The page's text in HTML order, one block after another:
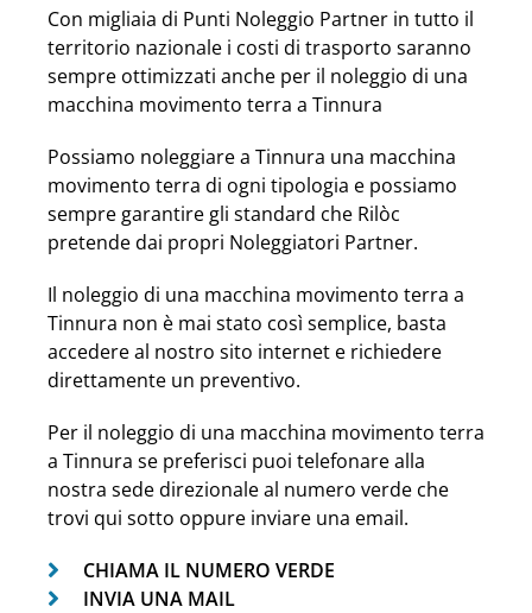
Con migliaia di Punti Noleggio Partner in tutto il
territorio nazionale i costi di trasporto saranno
sempre ottimizzati anche per il noleggio di una
macchina movimento terra a Tinnura
Possiamo noleggiare a Tinnura una macchina
movimento terra di ogni tipologia e possiamo
sempre garantire gli standard che Rilòc
pretende dai propri Noleggiatori Partner.
Il noleggio di una macchina movimento terra a
Tinnura non è mai stato così semplice, basta
accedere al nostro sito internet e richiedere
direttamente un preventivo.
Per il noleggio di una macchina movimento terra
a Tinnura se preferisci puoi telefonare alla
nostra sede direzionale al numero verde che
trovi qui sotto oppure inviare una email.
CHIAMA IL NUMERO VERDE
INVIA UNA MAIL